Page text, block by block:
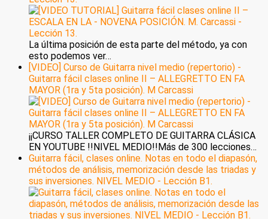
La última posición de esta parte del método, ya con
esto podemos ver…
[VIDEO] Curso de Guitarra nivel medio (repertorio) -
Guitarra fácil clases online II – ALLEGRETTO EN FA
MAYOR (1ra y 5ta posición). M Carcassi
¡¡CURSO TALLER COMPLETO DE GUITARRA CLÁSICA
EN YOUTUBE !!NIVEL MEDIO!!Más de 300 lecciones…
Guitarra fácil, clases online. Notas en todo el diapasón,
métodos de análisis, memorización desde las triadas y
sus inversiones. NIVEL MEDIO - Lección B1.